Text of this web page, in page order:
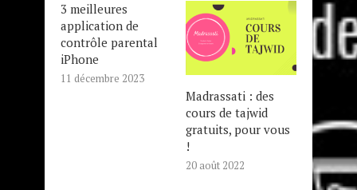
3 meilleures
application de
contrôle parental
iPhone
11 décembre 2023
Madrassati : des
cours de tajwid
gratuits, pour vous
!
20 août 2022